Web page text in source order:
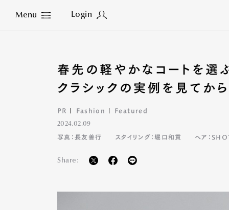
Menu Login
Close
春先の軽やかなコートを選
クラシックの実例を見てか
PR Fashion Featured
2024.02.09
写真：長友善行 スタイリング：堀口和貢 ヘア：
Share: